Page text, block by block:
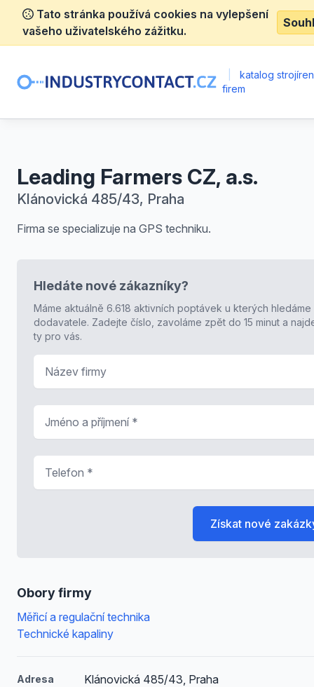
Tato stránka používá cookies na vylepšení
vašeho uživatelského zážitku.
katalog
firem
Leading Farmers CZ, a.s.
Klánovická 485/43, Praha
Firma se specializuje na GPS techniku.
Obory firmy
Měřicí a regulační technika
Technické kapaliny
Adresa Klánovická 485/43, Praha
Hledáte nové zákazníky?
Máme aktuálně 6.618 aktivních poptávek u kterých hledáme
dodavatele. Zadejte číslo, zavoláme zpět do 15 minut a
ty pro vás.
Získat nové